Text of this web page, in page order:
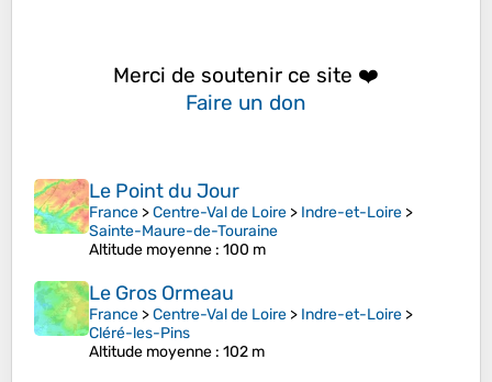
Merci de soutenir ce site ❤️
Faire un don
Le Point du Jour
France >Centre-Val de Loire > Indre-et-Loire >
Sainte-Maure-de-Touraine
Altitude moyenne : 100 m
Le Gros Ormeau
France >Centre-Val de Loire > Indre-et-Loire >
Cléré-les-Pins
Altitude moyenne : 102 m